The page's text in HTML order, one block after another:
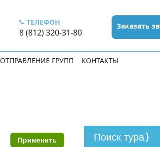
ТЕЛЕФОН
8 (812) 320-31-80
Заказать
ОТПРАВЛЕНИЕ ГРУПП КОНТАКТЫ
Поиск тура